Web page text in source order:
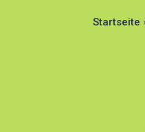
Startseite